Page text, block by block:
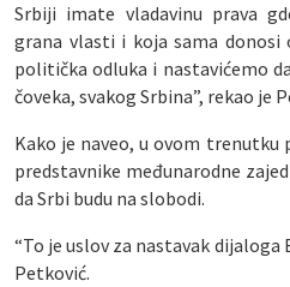
Srbiji imate vladavinu prava
grana vlasti i koja sama donosi
politička odluka i nastavićemo
čoveka, svakog Srbina”, rekao je
Kako je naveo, u ovom trenutku
predstavnike međunarodne
da Srbi budu na slobodi.
“To je uslov za nastavak dijaloga
Petković.